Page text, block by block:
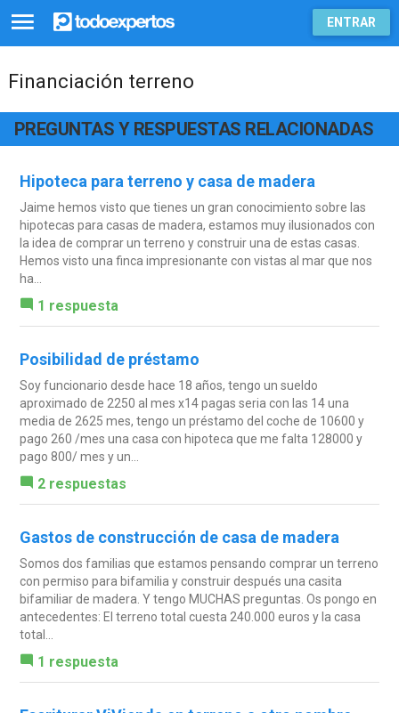
ENTRAR
Financiación terreno
PREGUNTAS Y RESPUESTAS RELACIONADAS
Hipoteca para terreno y casa de madera
Jaime hemos visto que tienes un gran conocimiento sobre las
hipotecas para casas de madera, estamos muy ilusionados con
la idea de comprar un terreno y construir una de estas casas.
Hemos visto una finca impresionante con vistas al mar que nos
ha...
1 respuesta
Posibilidad de préstamo
Soy funcionario desde hace 18 años, tengo un sueldo
aproximado de 2250 al mes x14 pagas seria con las 14 una
media de 2625 mes, tengo un préstamo del coche de 10600 y
pago 260 /mes una casa con hipoteca que me falta 128000 y
pago 800/ mes y un...
2 respuestas
Gastos de construcción de casa de madera
Somos dos familias que estamos pensando comprar un terreno
con permiso para bifamilia y construir después una casita
bifamiliar de madera. Y tengo MUCHAS preguntas. Os pongo en
antecedentes: El terreno total cuesta 240.000 euros y la casa
total...
1 respuesta